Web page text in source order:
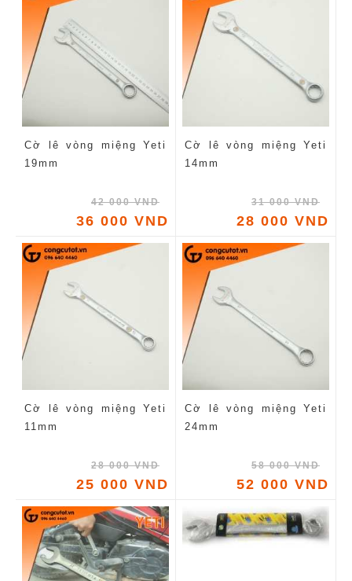
Cờ lê vòng miệng Yeti
19mm
42 000 VND
36 000 VND
Cờ lê vòng miệng Yeti
14mm
31 000 VND
28 000 VND
Cờ lê vòng miệng Yeti
11mm
28 000 VND
25 000 VND
Cờ lê vòng miệng Yeti
24mm
58 000 VND
52 000 VND